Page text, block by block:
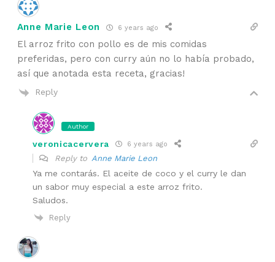
Anne Marie Leon 6 years ago
El arroz frito con pollo es de mis comidas
preferidas, pero con curry aún no lo había probado,
así que anotada esta receta, gracias!
Reply
Author
veronicacervera 6 years ago
Reply to Anne Marie Leon
Ya me contarás. El aceite de coco y el curry le dan
un sabor muy especial a este arroz frito.
Saludos.
Reply